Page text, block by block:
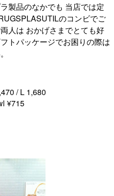
製品のなかでも 当店では定
のコンビでご
人は おかげさまでとても好
トパッケージでお困りの際は
/ L 1,680
¥715